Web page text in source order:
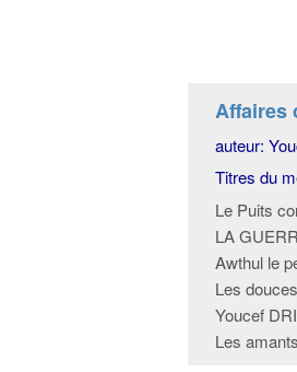
Affaires
auteur:
Titres du
Le Puits
LA
Awthul le
Les
Youcef
Les